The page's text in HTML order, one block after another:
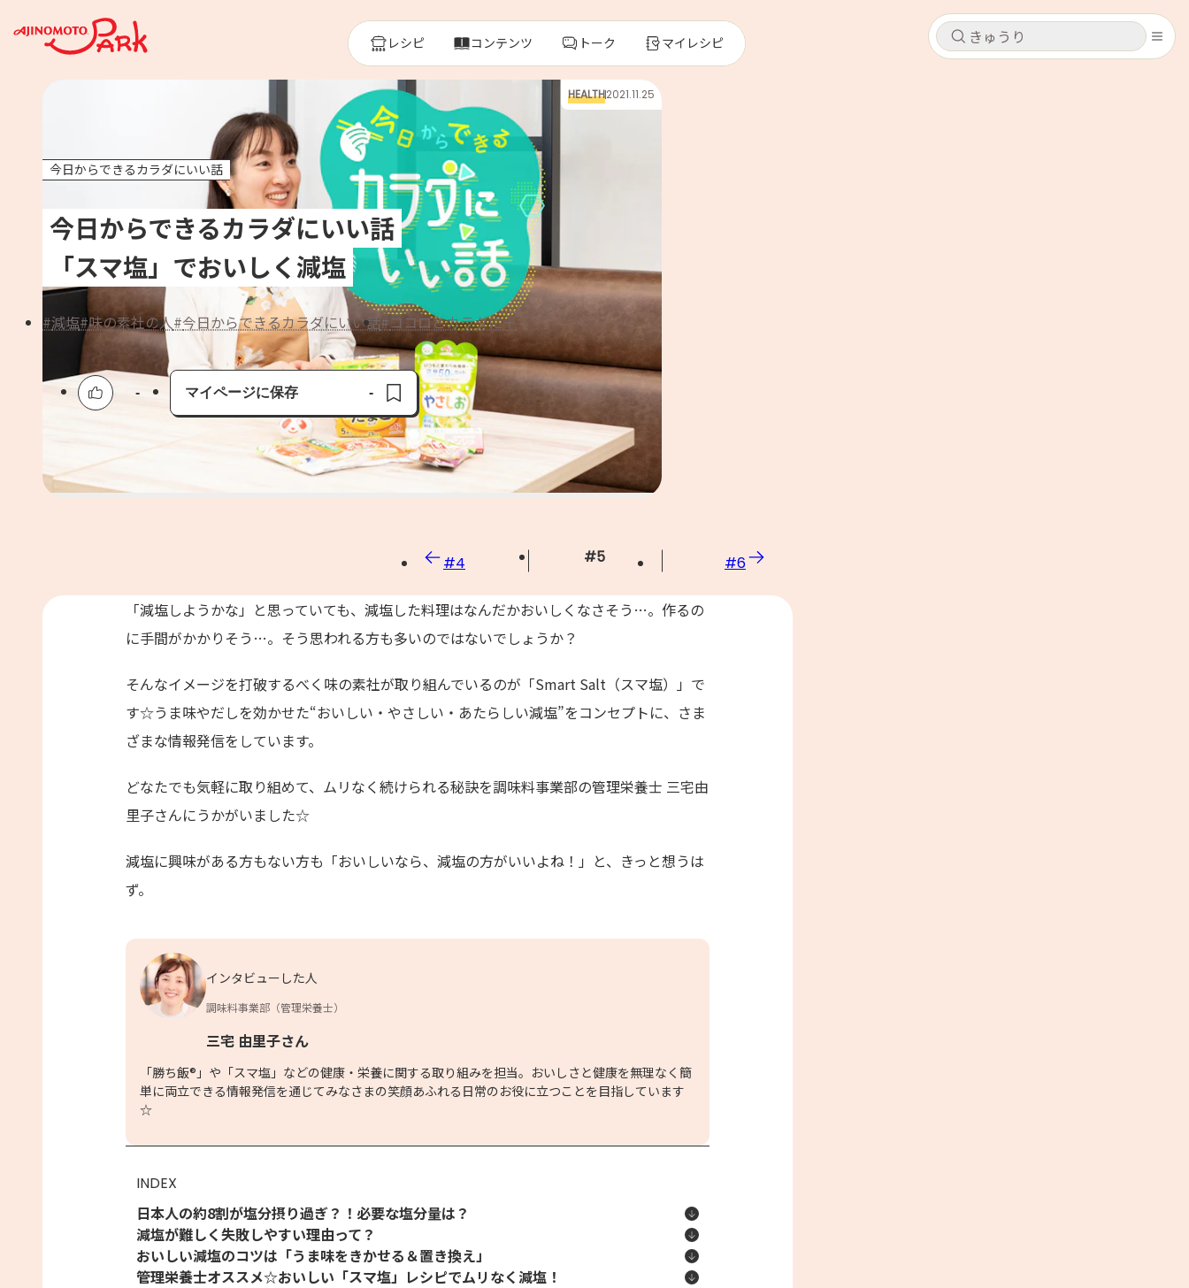
キャンセル
キャンセル
レシピ コンテンツ トーク マイレシピ
今日からできるカラダにいい話
今日からできるカラダにいい話
「スマ塩」でおいしく減塩
減塩 味の素社の人 今日からできるカラダにいい話 ココロとカラダに＋
-
マイページに保存
保存済み
-
HEALTH2021.11.25
#4 #5 #6
「減塩しようかな」と思っていても、減塩した料理はなんだかおいしくなさそう…。作るの
に手間がかかりそう…。そう思われる方も多いのではないでしょうか？
そんなイメージを打破するべく味の素社が取り組んでいるのが「Smart Salt（スマ塩）」で
す☆うま味やだしを効かせた“おいしい・やさしい・あたらしい減塩”をコンセプトに、さま
ざまな情報発信をしています。
どなたでも気軽に取り組めて、ムリなく続けられる秘訣を調味料事業部の管理栄養士 三宅由
里子さんにうかがいました☆
減塩に興味がある方もない方も「おいしいなら、減塩の方がいいよね！」と、きっと想うは
ず。
インタビューした人
調味料事業部（管理栄養士）
三宅 由里子さん
「勝ち飯®」や「スマ塩」などの健康・栄養に関する取り組みを担当。おいしさと健康を無理なく簡
単に両立できる情報発信を通じてみなさまの笑顔あふれる日常のお役に立つことを目指しています
☆
INDEX
日本人の約8割が塩分摂り過ぎ？！必要な塩分量は？
減塩が難しく失敗しやすい理由って？
おいしい減塩のコツは「うま味をきかせる＆置き換え」
管理栄養士オススメ☆おいしい「スマ塩」レシピでムリなく減塩！